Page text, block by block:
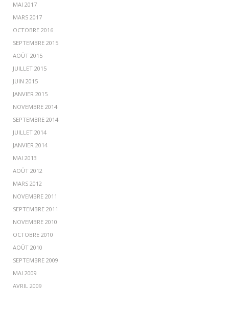
MAI 2017
MARS 2017
OCTOBRE 2016
SEPTEMBRE 2015
AOÛT 2015
JUILLET 2015
JUIN 2015
JANVIER 2015
NOVEMBRE 2014
SEPTEMBRE 2014
JUILLET 2014
JANVIER 2014
MAI 2013
AOÛT 2012
MARS 2012
NOVEMBRE 2011
SEPTEMBRE 2011
NOVEMBRE 2010
OCTOBRE 2010
AOÛT 2010
SEPTEMBRE 2009
MAI 2009
AVRIL 2009